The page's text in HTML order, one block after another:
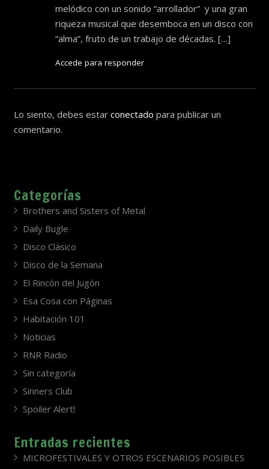
melódico con un sonido “arrollador” y una gran
riqueza musical que desemboca en un disco con
“alma”, fruto de un trabajo de décadas. […]
Accede para responder
Lo siento, debes estar conectado para publicar un
comentario.
Categorías
Brothers and Sisters of Metal
Daily Bugle
Disco Clásico
Disco de la Semana
El Rincón del Jugón
Esa Cosa con Páginas
Habitación 101
Noticias
RNR Radio
Sin categoría
Sinners Club
Spoiler Alert!
Entradas recientes
MICROFESTIVALES Y OTROS ESCENARIOS POSIBLES